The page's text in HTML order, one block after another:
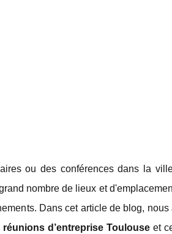
ou des conférences dans la
nombre de lieux et
Dans cet article de blog,
d’entreprise Toulouseet